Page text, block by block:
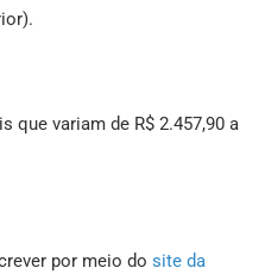
que variam de R$ 2.457,90 a
por meio do site da